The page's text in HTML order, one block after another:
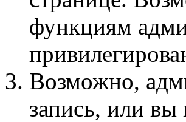
функциям
Возможно,
запись, или вы